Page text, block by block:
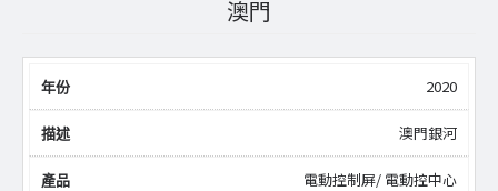
澳門
2020
澳門銀河
電動控制屏/ 電動控中心